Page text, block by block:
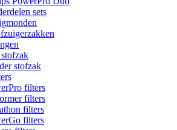
sets
stofzak
filters
filters
filters
filters